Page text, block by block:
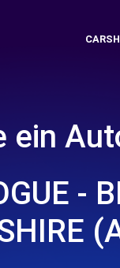
ein
-